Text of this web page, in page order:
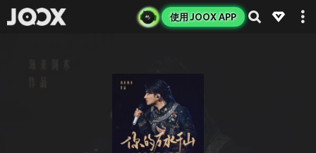
使用 JOOX APP